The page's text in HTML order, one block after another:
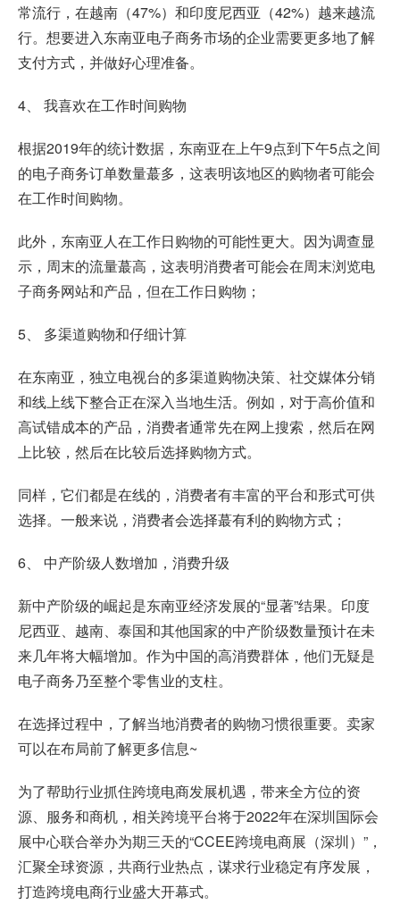
常流行，在越南（47%）和印度尼西亚（42%）越来越流
行。想要进入东南亚电子商务市场的企业需要更多地了解
支付方式，并做好心理准备。
4、 我喜欢在工作时间购物
根据2019年的统计数据，东南亚在上午9点到下午5点之间
的电子商务订单数量蕞多，这表明该地区的购物者可能会
在工作时间购物。
此外，东南亚人在工作日购物的可能性更大。因为调查显
示，周末的流量蕞高，这表明消费者可能会在周末浏览电
子商务网站和产品，但在工作日购物；
5、 多渠道购物和仔细计算
在东南亚，独立电视台的多渠道购物决策、社交媒体分销
和线上线下整合正在深入当地生活。例如，对于高价值和
高试错成本的产品，消费者通常先在网上搜索，然后在网
上比较，然后在比较后选择购物方式。
同样，它们都是在线的，消费者有丰富的平台和形式可供
选择。一般来说，消费者会选择蕞有利的购物方式；
6、 中产阶级人数增加，消费升级
新中产阶级的崛起是东南亚经济发展的“显著”结果。印度
尼西亚、越南、泰国和其他国家的中产阶级数量预计在未
来几年将大幅增加。作为中国的高消费群体，他们无疑是
电子商务乃至整个零售业的支柱。
在选择过程中，了解当地消费者的购物习惯很重要。卖家
可以在布局前了解更多信息~
为了帮助行业抓住跨境电商发展机遇，带来全方位的资
源、服务和商机，相关跨境平台将于2022年在深圳国际会
展中心联合举办为期三天的“CCEE跨境电商展（深圳）”，
汇聚全球资源，共商行业热点，谋求行业稳定有序发展，
打造跨境电商行业盛大开幕式。